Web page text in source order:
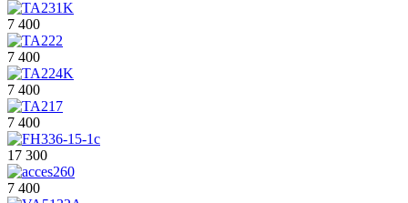
7 400
7 400
7 400
7 400
17 300
7 400